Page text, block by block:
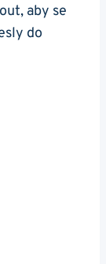
aby se
​do